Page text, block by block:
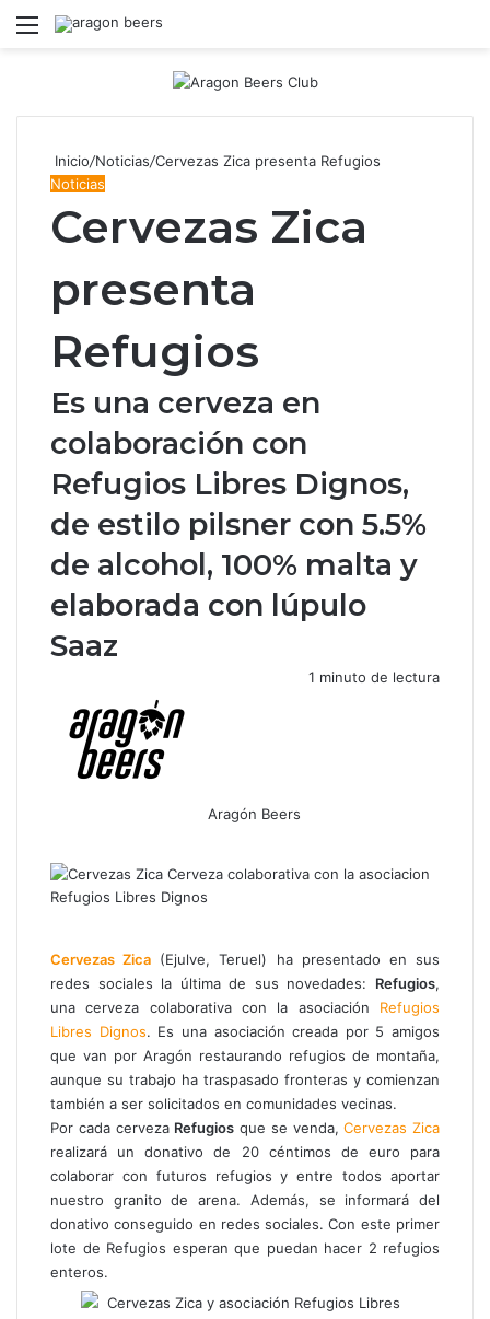
Menú
Inicio/Noticias/Cervezas Zica presenta Refugios
Noticias
Cervezas Zica
presenta
Refugios
Es una cerveza en
colaboración con
Refugios Libres Dignos,
de estilo pilsner con 5.5%
de alcohol, 100% malta y
elaborada con lúpulo
Saaz
Aragón Beers
1 minuto de lectura
a
c
e
o
a
t
p
l
e
a
m
p
t
o
r
c
o
r
r
e
o
e
l
Cervezas Zica (Ejulve, Teruel) ha presentado en sus
redes sociales la última de sus novedades: Refugios,
una cerveza colaborativa con la asociación Refugios
Libres Dignos. Es una asociación creada por 5 amigos
que van por Aragón restaurando refugios de montaña,
aunque su trabajo ha traspasado fronteras y comienzan
también a ser solicitados en comunidades vecinas.
Por cada cerveza Refugios que se venda,Cervezas Zica
realizará un donativo de 20 céntimos de euro para
colaborar con futuros refugios y entre todos aportar
nuestro granito de arena. Además, se informará del
donativo conseguido en redes sociales. Con este primer
lote de Refugios esperan que puedan hacer 2 refugios
enteros.